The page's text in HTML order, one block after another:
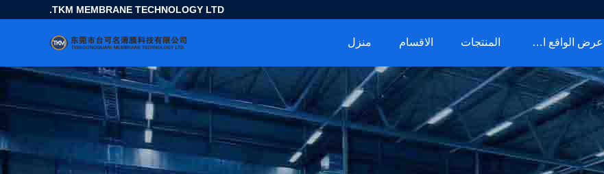
TKM MEMBRANE TECHNOLOGY LTD.
منزل الاقسام المنتجات عرض الواقع الافتراضي